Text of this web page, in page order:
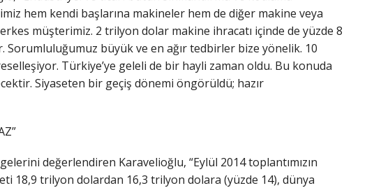
hem kendi başlarına makineler hem de diğer makine veya
müşterimiz. 2 trilyon dolar makine ihracatı içinde de yüzde 8
Sorumluluğumuz büyük ve en ağır tedbirler bize yönelik. 10
Türkiye’ye geleli de bir hayli zaman oldu. Bu konuda
Siyaseten bir geçiş dönemi öngörüldü; hazır
değerlendiren Karavelioğlu, “Eylül 2014 toplantımızın
18,9 trilyon dolardan 16,3 trilyon dolara (yüzde 14), dünya